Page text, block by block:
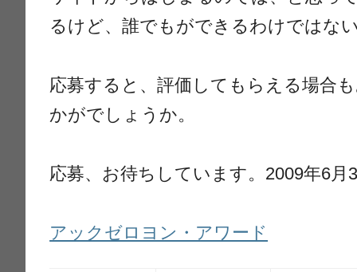
るけど、誰でもができるわけではな
応募すると、評価してもらえる場合
かがでしょうか。
応募、お待ちしています。2009年6月
アックゼロヨン・アワード